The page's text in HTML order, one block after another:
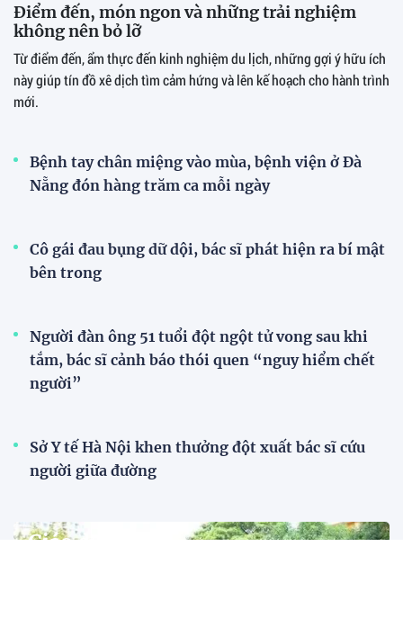
Điểm đến, món ngon và những trải nghiệm
không nên bỏ lỡ
Từ điểm đến, ẩm thực đến kinh nghiệm du lịch, những gợi ý hữu ích
này giúp tín đồ xê dịch tìm cảm hứng và lên kế hoạch cho hành trình
mới.
Bệnh tay chân miệng vào mùa, bệnh viện ở Đà
Nẵng đón hàng trăm ca mỗi ngày
Cô gái đau bụng dữ dội, bác sĩ phát hiện ra bí mật
bên trong
Người đàn ông 51 tuổi đột ngột tử vong sau khi
tắm, bác sĩ cảnh báo thói quen “nguy hiểm chết
người”
Sở Y tế Hà Nội khen thưởng đột xuất bác sĩ cứu
người giữa đường
Giáo dục